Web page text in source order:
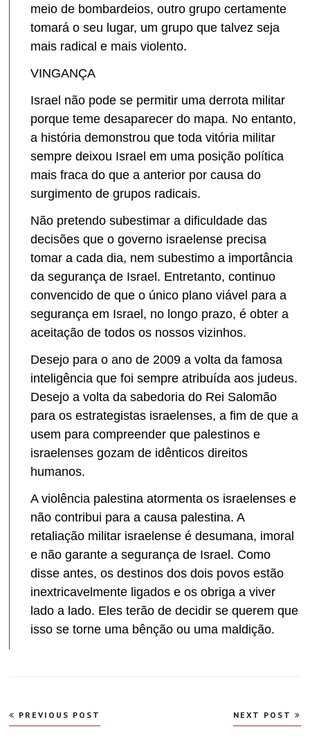
meio de bombardeios, outro grupo certamente
tomará o seu lugar, um grupo que talvez seja
mais radical e mais violento.
VINGANÇA
Israel não pode se permitir uma derrota militar
porque teme desaparecer do mapa. No entanto,
a história demonstrou que toda vitória militar
sempre deixou Israel em uma posição política
mais fraca do que a anterior por causa do
surgimento de grupos radicais.
Não pretendo subestimar a dificuldade das
decisões que o governo israelense precisa
tomar a cada dia, nem subestimo a importância
da segurança de Israel. Entretanto, continuo
convencido de que o único plano viável para a
segurança em Israel, no longo prazo, é obter a
aceitação de todos os nossos vizinhos.
Desejo para o ano de 2009 a volta da famosa
inteligência que foi sempre atribuída aos judeus.
Desejo a volta da sabedoria do Rei Salomão
para os estrategistas israelenses, a fim de que a
usem para compreender que palestinos e
israelenses gozam de idênticos direitos
humanos.
A violência palestina atormenta os israelenses e
não contribui para a causa palestina. A
retaliação militar israelense é desumana, imoral
e não garante a segurança de Israel. Como
disse antes, os destinos dos dois povos estão
inextricavelmente ligados e os obriga a viver
lado a lado. Eles terão de decidir se querem que
isso se torne uma bênção ou uma maldição.
Navegação
de
PREVIOUS POST NEXT POST